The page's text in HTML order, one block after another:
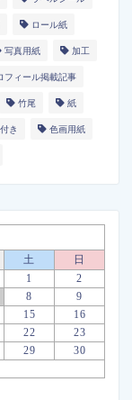
ロール紙
写真用紙 加工
フィール掲載記事
竹尾 紙
き 色画用紙
土
日
1
2
8
9
15
16
22
23
29
30